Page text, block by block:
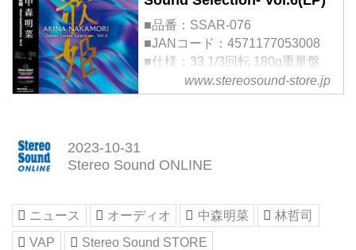
■制作・発売：ユニバーサルミ
ュ...
■品番：SSAR-076
■JANコード：4571177053008
■仕様：33 1/3回転 180g重量盤
■限定生産
■企画・販売：株式会社ステレオ
歌姫シ...
www.stereosound-store.jp
2023-10-31
Stereo Sound ONLINE
ニュース オーディオ 中森明菜
林哲司
VAP
Stereo Sound STORE